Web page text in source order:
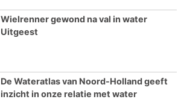
Wielrenner gewond na val in water
Uitgeest
De Wateratlas van Noord-Holland geeft
inzicht in onze relatie met water